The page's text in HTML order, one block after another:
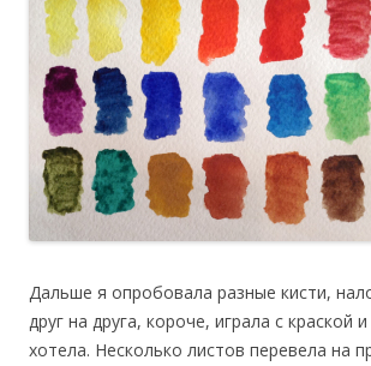
Дальше я опробовала разные кисти,
друг на друга, короче, играла с краской
хотела. Несколько листов перевела на